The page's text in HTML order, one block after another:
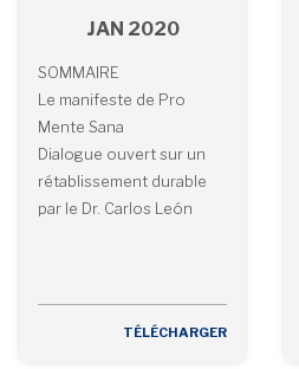
JAN 2020
SOMMAIRE
Le manifeste de Pro
Mente Sana
Dialogue ouvert sur un
rétablissement durable
par le Dr. Carlos León
TÉLÉCHARGER